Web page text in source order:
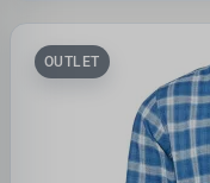
OUTLET